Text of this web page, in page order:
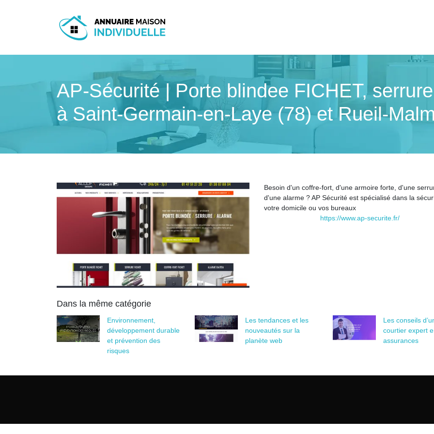
AP-Sécurité | Porte blindee FICHET,
à Saint-Germain-en-Laye (78) et Rueil-
Besoin d'un coffre-fort, d'une armoire forte, d'une
d'une alarme ? AP Sécurité est spécialisé dans la
votre domicile ou vos bureaux
https://www.ap-securite.fr/
Dans la même catégorie
Environnement,
développement durable
et prévention des
risques
Les tendances et les
nouveautés sur la
planète web
Les conseils
courtier expert
assurances